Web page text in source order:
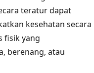
teratur dapat
kesehatan secara
fisik yang
berenang, atau